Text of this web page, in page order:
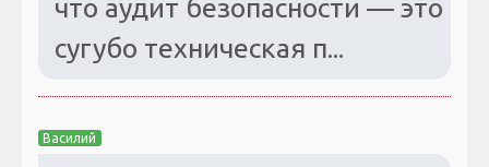
что аудит безопасности — это
сугубо техническая п...
Василий